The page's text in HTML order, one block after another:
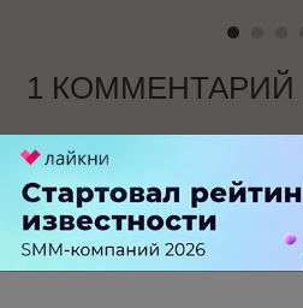
1 КОММЕНТАРИЙ
больше года назад
это касается
поиска?